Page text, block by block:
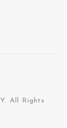
All Rights